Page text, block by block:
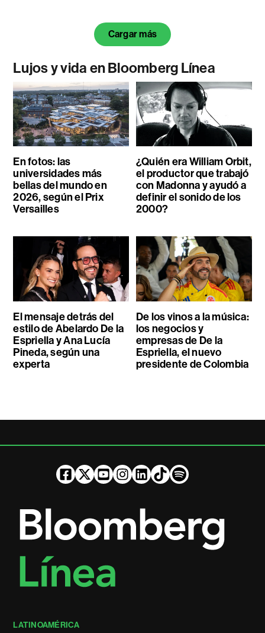
Cargar más
Lujos y vida en Bloomberg Línea
En fotos: las
universidades más
bellas del mundo en
2026, según el Prix
Versailles
¿Quién era William Orbit,
el productor que trabajó
con Madonna y ayudó a
definir el sonido de los
2000?
El mensaje detrás del
estilo de Abelardo De la
Espriella y Ana Lucía
Pineda, según una
experta
De los vinos a la música:
los negocios y
empresas de De la
Espriella, el nuevo
presidente de Colombia
LATINOAMÉRICA